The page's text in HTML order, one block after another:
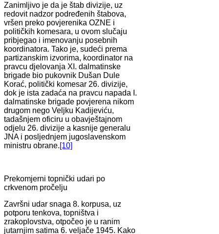
Zanimljivo je da je štab divizije, uz
redovit nadzor podređenih štabova,
vršen preko povjerenika OZNE i
političkih komesara, u ovom slučaju
pribjegao i imenovanju posebnih
koordinatora. Tako je, sudeći prema
partizanskim izvorima, koordinator na
pravcu djelovanja XI. dalmatinske
brigade bio pukovnik Dušan Dule
Korać, politički komesar 26. divizije,
dok je ista zadaća na pravcu napada I.
dalmatinske brigade povjerena nikom
drugom nego Veljku Kadijeviću,
tadašnjem oficiru u obavještajnom
odjelu 26. divizije a kasnije generalu
JNA i posljednjem jugoslavenskom
ministru obrane.[10]
Prekomjerni topnički udari po
crkvenom pročelju
Završni udar snaga 8. korpusa, uz
potporu tenkova, topništva i
zrakoplovstva, otpočeo je u ranim
jutarnjim satima 6. veljače 1945. Kako